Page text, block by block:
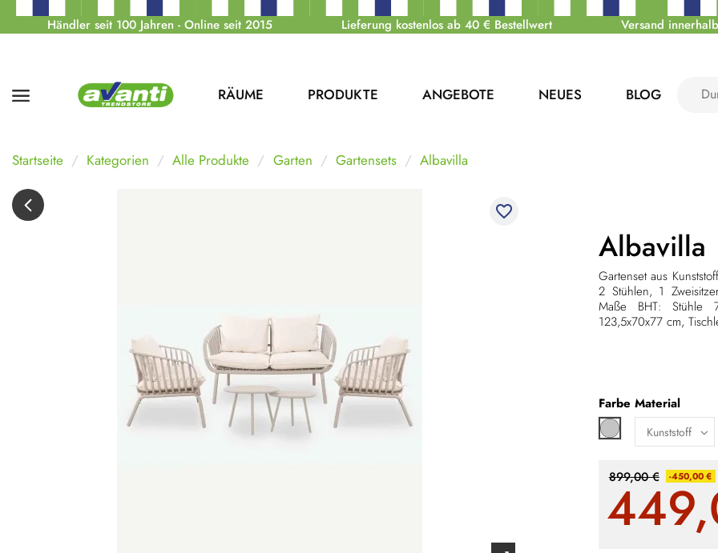
Händler seit 100 Jahren - Online seit 2015 Lieferung kostenlos ab 40 € Bestellwert Versand
RÄUME PRODUKTE ANGEBOTE NEUES BLOG
Startseite Kategorien Alle Produkte Garten Gartensets Albavilla
favorite_border
Albavilla
Gartenset aus
2 Stühlen, 1
Maße BHT: Stühle
123,5x70x77 cm,
Farbe
Hellgrau
Material
899,00 € -450,00 €